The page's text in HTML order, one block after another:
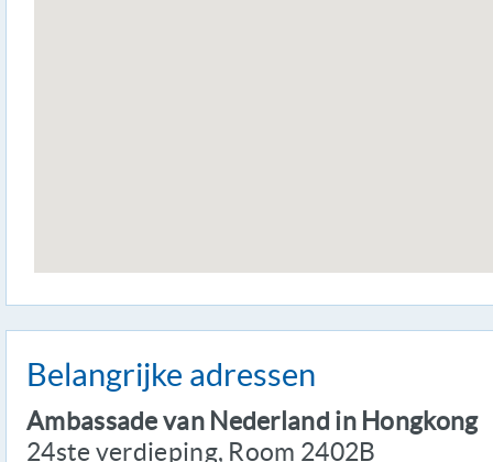
Belangrijke adressen
Ambassade van Nederland in Hongkong
24ste verdieping, Room 2402B